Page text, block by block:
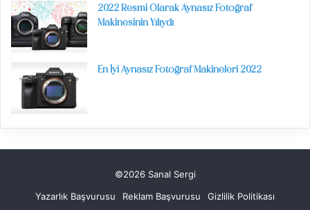
2022 Resmi Olarak Aynasız Fotoğraf
Makinesinin Yılıydı
En İyi Aynasız Fotoğraf Makineleri 2022
©2026 Sanal Sergi
Yazarlık Başvurusu
Reklam Başvurusu Gizlilik Politikası